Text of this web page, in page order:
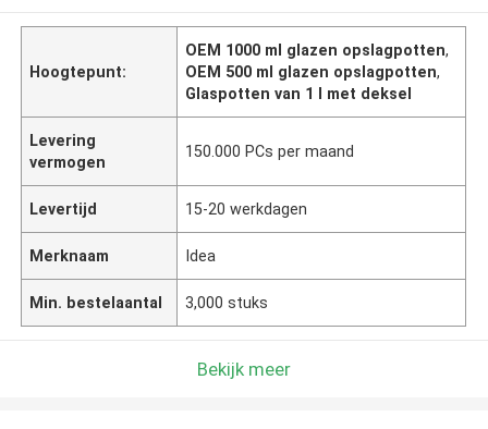
Hoogtepunt:
OEM 1000 ml glazen opslagpotten,
OEM 500 ml glazen opslagpotten,
Glaspotten van 1 l met deksel
Levering
vermogen
150.000 PCs per maand
Levertijd 15-20 werkdagen
Merknaam Idea
Min. bestelaantal 3,000 stuks
Bekijk meer